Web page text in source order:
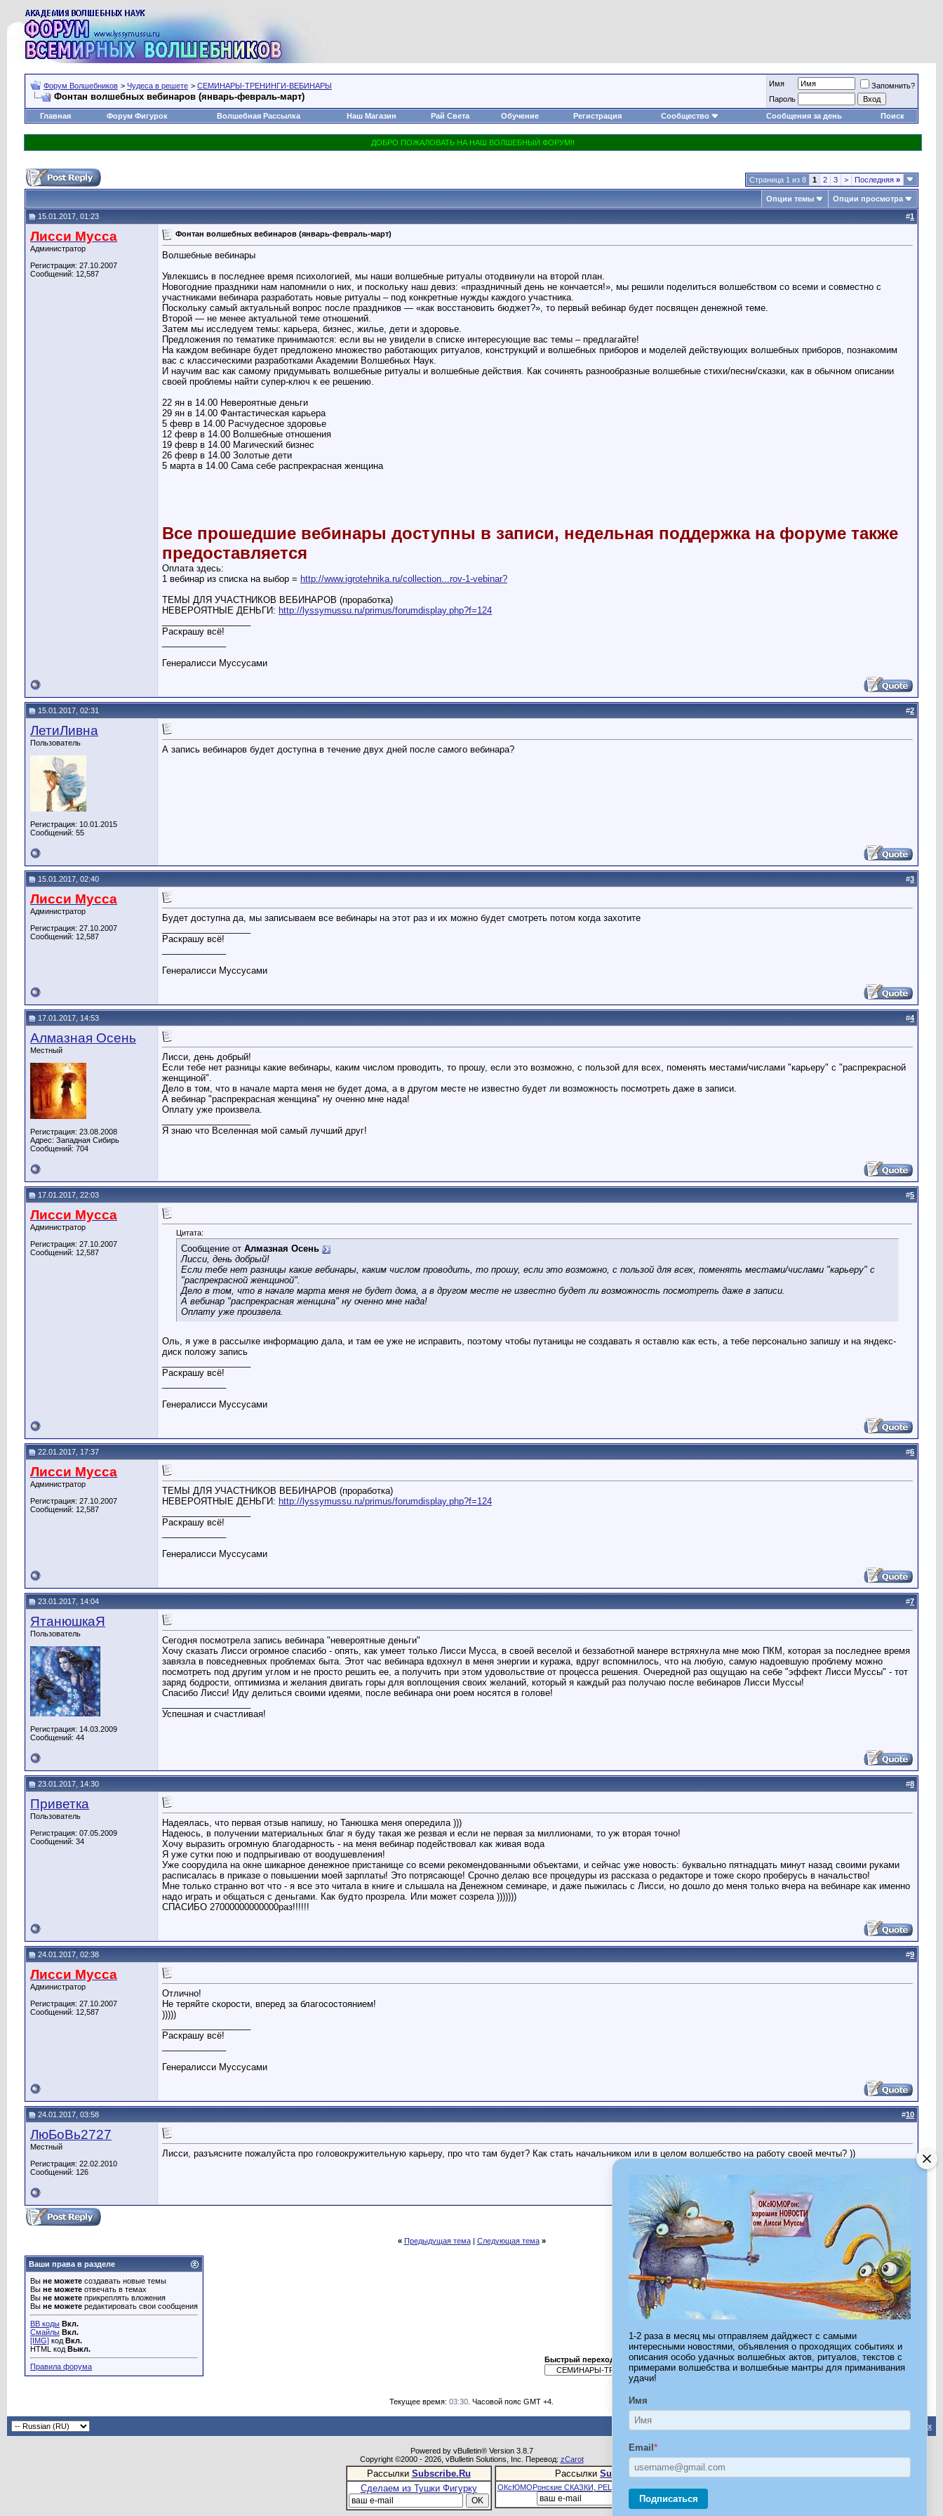
1-2 раза в месяц мы отправляем дайджест с самыми
интересными новостями, объявления о проходящих событиях и
описания особо удачных волшебных актов, ритуалов, текстов с
примерами волшебства и волшебные мантры для приманивания
удачи!
Имя
Email *
Подписаться
Форум Волшебников > Чудеса в решете > СЕМИНАРЫ-ТРЕНИНГИ-ВЕБИНАРЫ
Фонтан волшебных вебинаров (январь-февраль-март)
Имя
Запомнить?
Пароль
Главная
Форум Фигурок Волшебная Рассылка Наш Магазин Рай Света Обучение Регистрация Сообщество Сообщения за день Поиск
Страница 1 из 8 1 2 3 > Последняя »
Опции темы Опции просмотра
15.01.2017, 01:23 #1
Лисси Мусса
Администратор
Регистрация: 27.10.2007
Сообщений: 12,587
Фонтан волшебных вебинаров (январь-февраль-март)
Волшебные вебинары
Увлекшись в последнее время психологией, мы наши волшебные ритуалы отодвинули на второй план.
Новогодние праздники нам напомнили о них, и поскольку наш девиз: «праздничный день не кончается!», мы решили поделиться волшебством со всеми и совместно с
участниками вебинара разработать новые ритуалы – под конкретные нужды каждого участника.
Поскольку самый актуальный вопрос после праздников — «как восстановить бюджет?», то первый вебинар будет посвящен денежной теме.
Второй — не менее актуальной теме отношений.
Затем мы исследуем темы: карьера, бизнес, жилье, дети и здоровье.
Предложения по тематике принимаются: если вы не увидели в списке интересующие вас темы – предлагайте!
На каждом вебинаре будет предложено множество работающих ритуалов, конструкций и волшебных приборов и моделей действующих волшебных приборов, познакомим
вас с классическими разработками Академии Волшебных Наук.
И научим вас как самому придумывать волшебные ритуалы и волшебные действия. Как сочинять разнообразные волшебные стихи/песни/сказки, как в обычном описании
своей проблемы найти супер-ключ к ее решению.
22 ян в 14.00 Невероятные деньги
29 ян в 14.00 Фантастическая карьера
5 февр в 14.00 Расчудесное здоровье
12 февр в 14.00 Волшебные отношения
19 февр в 14.00 Магический бизнес
26 февр в 14.00 Золотые дети
5 марта в 14.00 Сама себе распрекрасная женщина
Все прошедшие вебинары доступны в записи, недельная поддержка на форуме также
предоставляется
Оплата здесь:
1 вебинар из списка на выбор = http://www.igrotehnika.ru/collection...rov-1-vebinar?
ТЕМЫ ДЛЯ УЧАСТНИКОВ ВЕБИНАРОВ (проработка)
НЕВЕРОЯТНЫЕ ДЕНЬГИ: http://lyssymussu.ru/primus/forumdisplay.php?f=124
Раскрашу всё!
Генералисси Муссусами
15.01.2017, 02:31 #2
ЛетиЛивна
Пользователь
Регистрация: 10.01.2015
Сообщений: 55
А запись вебинаров будет доступна в течение двух дней после самого вебинара?
15.01.2017, 02:40 #3
Лисси Мусса
Администратор
Регистрация: 27.10.2007
Сообщений: 12,587
Будет доступна да, мы записываем все вебинары на этот раз и их можно будет смотреть потом когда захотите
Раскрашу всё!
Генералисси Муссусами
17.01.2017, 14:53 #4
Алмазная Осень
Местный
Регистрация: 23.08.2008
Адрес: Западная Сибирь
Сообщений: 704
Лисси, день добрый!
Если тебе нет разницы какие вебинары, каким числом проводить, то прошу, если это возможно, с пользой для всех, поменять местами/числами "карьеру" с "распрекрасной
женщиной".
Дело в том, что в начале марта меня не будет дома, а в другом месте не известно будет ли возможность посмотреть даже в записи.
А вебинар "распрекрасная женщина" ну оченно мне нада!
Оплату уже произвела.
Я знаю что Вселенная мой самый лучший друг!
17.01.2017, 22:03 #5
Лисси Мусса
Администратор
Регистрация: 27.10.2007
Сообщений: 12,587
Цитата:
Сообщение от Алмазная Осень
Лисси, день добрый!
Если тебе нет разницы какие вебинары, каким числом проводить, то прошу, если это возможно, с пользой для всех, поменять местами/числами "карьеру" с
"распрекрасной женщиной".
Дело в том, что в начале марта меня не будет дома, а в другом месте не известно будет ли возможность посмотреть даже в записи.
А вебинар "распрекрасная женщина" ну оченно мне нада!
Оплату уже произвела.
Оль, я уже в рассылке информацию дала, и там ее уже не исправить, поэтому чтобы путаницы не создавать я оставлю как есть, а тебе персонально запишу и на яндекс-
диск положу запись
Раскрашу всё!
Генералисси Муссусами
22.01.2017, 17:37 #6
Лисси Мусса
Администратор
Регистрация: 27.10.2007
Сообщений: 12,587
ТЕМЫ ДЛЯ УЧАСТНИКОВ ВЕБИНАРОВ (проработка)
НЕВЕРОЯТНЫЕ ДЕНЬГИ: http://lyssymussu.ru/primus/forumdisplay.php?f=124
Раскрашу всё!
Генералисси Муссусами
23.01.2017, 14:04 #7
ЯтанюшкаЯ
Пользователь
Регистрация: 14.03.2009
Сообщений: 44
Сегодня посмотрела запись вебинара "невероятные деньги"
Хочу сказать Лисси огромное спасибо - опять, как умеет только Лисси Мусса, в своей веселой и беззаботной манере встряхнула мне мою ПКМ, которая за последнее время
завязла в повседневных проблемах быта. Этот час вебинара вдохнул в меня энергии и куража, вдруг вспомнилось, что на любую, самую надоевшую проблему можно
посмотреть под другим углом и не просто решить ее, а получить при этом удовольствие от процесса решения. Очередной раз ощущаю на себе "эффект Лисси Муссы" - тот
заряд бодрости, оптимизма и желания двигать горы для воплощения своих желаний, который я каждый раз получаю после вебинаров Лисси Муссы!
Спасибо Лисси! Иду делиться своими идеями, после вебинара они роем носятся в голове!
Успешная и счастливая!
23.01.2017, 14:30 #8
Приветка
Пользователь
Регистрация: 07.05.2009
Сообщений: 34
Надеялась, что первая отзыв напишу, но Танюшка меня опередила )))
Надеюсь, в получении материальных благ я буду такая же резвая и если не первая за миллионами, то уж вторая точно!
Хочу выразить огромную благодарность - на меня вебинар подействовал как живая вода
Я уже сутки пою и подпрыгиваю от воодушевления!
Уже соорудила на окне шикарное денежное пристанище со всеми рекомендованными объектами, и сейчас уже новость: буквально пятнадцать минут назад своими руками
расписалась в приказе о повышении моей зарплаты! Это потрясающе! Срочно делаю все процедуры из рассказа о редакторе и тоже скоро проберусь в начальство!
Мне только странно вот что - я все это читала в книге и слышала на Денежном семинаре, и даже пыжилась с Лисси, но дошло до меня только вчера на вебинаре как именно
надо играть и общаться с деньгами. Как будто прозрела. Или может созрела )))))))
СПАСИБО 27000000000000раз!!!!!!
24.01.2017, 02:38 #9
Лисси Мусса
Администратор
Регистрация: 27.10.2007
Сообщений: 12,587
Отлично!
Не теряйте скорости, вперед за благосостоянием!
)))))
Раскрашу всё!
Генералисси Муссусами
24.01.2017, 03:58 #10
ЛюБоВь2727
Местный
Регистрация: 22.02.2010
Сообщений: 126
Лисси, разъясните пожалуйста про головокружительную карьеру, про что там будет? Как стать начальником или в целом волшебство на работу своей мечты? ))
Страница 1 из 8 > Последняя
« Предыдущая тема| Следующая тема »
Ваши права в разделе
Вы не можете создавать новые темы
Вы не можете отвечать в темах
Вы не можете прикреплять вложения
Вы не можете редактировать свои сообщения
BB коды Вкл.
Смайлы Вкл.
[IMG] код Вкл.
HTML код Выкл.
Правила форума
Быстрый переход
Текущее время: 03:30 . Часовой пояс GMT +4.
Вверх
Powered by vBulletin® Version 3.8.7
Copyright ©2000 - 2026, vBulletin Solutions, Inc. Перевод: zCarot
Рассылки Subscribe.Ru
Сделаем из Тушки Фигурку
Рассылки Subscribe.Ru
ОКсЮМОРонские СКАЗКИ, РЕЦЕПТЫ И ШТУЧКИ ДЛЯ ВСЕХ